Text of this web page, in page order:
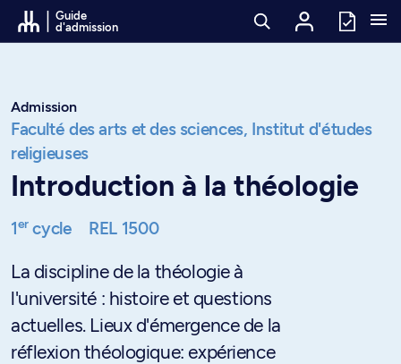
Passer au contenu
Guide
d'admission
Admission
Faculté des arts et des sciences, Institut d'études
religieuses
Introduction à la théologie
1ercycle REL 1500
La discipline de la théologie à
l'université : histoire et questions
actuelles. Lieux d'émergence de la
réflexion théologique: expérience